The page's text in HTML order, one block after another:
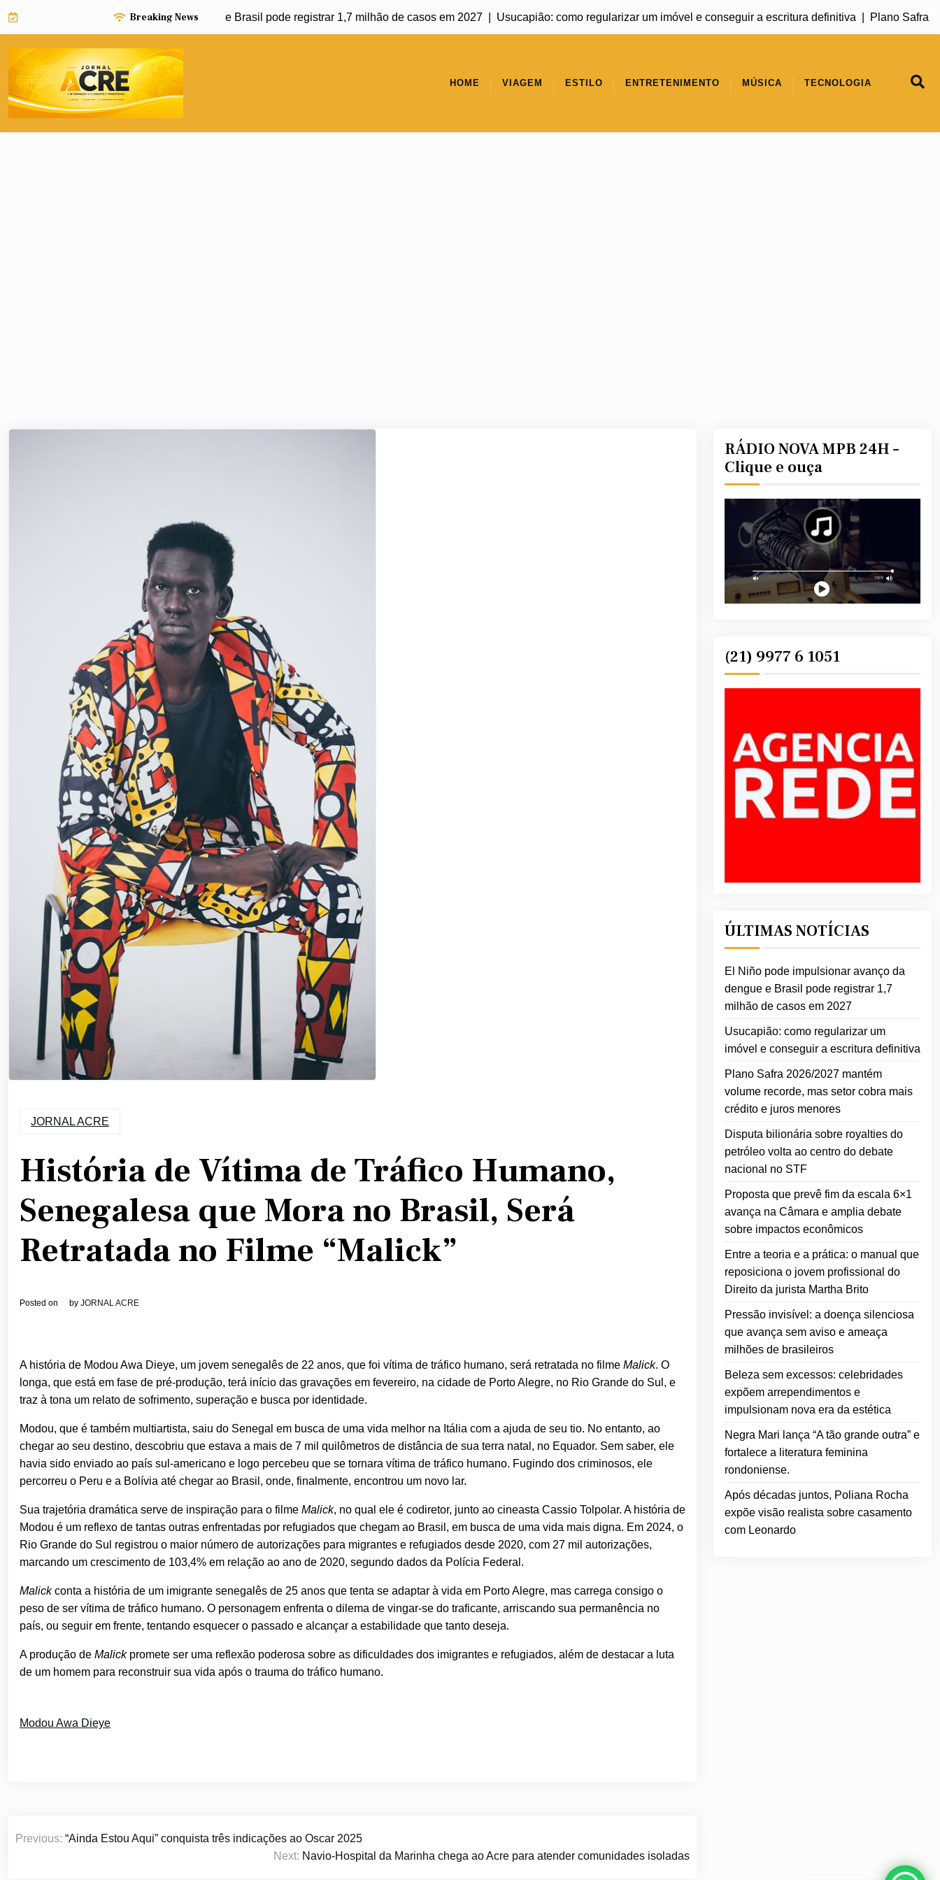
Breaking News
pode impulsionar avanço da dengue e Brasil pode registrar 1,7 milhão de casos em 2027 |Usucapião: como regularizar um imóvel e conseguir a escritura definitiva |Plano Safra 2026/
HOME VIAGEM ESTILO ENTRETENIMENTO MÚSICA TECNOLOGIA
JORNAL ACRE
História de Vítima de Tráfico Humano,
Senegalesa que Mora no Brasil, Será
Retratada no Filme “Malick”
Posted on by JORNAL ACRE
A história de Modou Awa Dieye, um jovem senegalês de 22 anos, que foi vítima de tráfico humano, será retratada no filme Malick. O
longa, que está em fase de pré-produção, terá início das gravações em fevereiro, na cidade de Porto Alegre, no Rio Grande do Sul, e
traz à tona um relato de sofrimento, superação e busca por identidade.
Modou, que é também multiartista, saiu do Senegal em busca de uma vida melhor na Itália com a ajuda de seu tio. No entanto, ao
chegar ao seu destino, descobriu que estava a mais de 7 mil quilômetros de distância de sua terra natal, no Equador. Sem saber, ele
havia sido enviado ao país sul-americano e logo percebeu que se tornara vítima de tráfico humano. Fugindo dos criminosos, ele
percorreu o Peru e a Bolívia até chegar ao Brasil, onde, finalmente, encontrou um novo lar.
Sua trajetória dramática serve de inspiração para o filme Malick, no qual ele é codiretor, junto ao cineasta Cassio Tolpolar. A história de
Modou é um reflexo de tantas outras enfrentadas por refugiados que chegam ao Brasil, em busca de uma vida mais digna. Em 2024, o
Rio Grande do Sul registrou o maior número de autorizações para migrantes e refugiados desde 2020, com 27 mil autorizações,
marcando um crescimento de 103,4% em relação ao ano de 2020, segundo dados da Polícia Federal.
Malickconta a história de um imigrante senegalês de 25 anos que tenta se adaptar à vida em Porto Alegre, mas carrega consigo o
peso de ser vítima de tráfico humano. O personagem enfrenta o dilema de vingar-se do traficante, arriscando sua permanência no
país, ou seguir em frente, tentando esquecer o passado e alcançar a estabilidade que tanto deseja.
A produção de Malickpromete ser uma reflexão poderosa sobre as dificuldades dos imigrantes e refugiados, além de destacar a luta
de um homem para reconstruir sua vida após o trauma do tráfico humano.
Modou Awa Dieye
de
Previous: “Ainda Estou Aqui” conquista três indicações ao Oscar 2025
Next: Navio-Hospital da Marinha chega ao Acre para atender comunidades isoladas
RÁDIO NOVA MPB 24H –
Clique e ouça
(21) 9977 6 1051
ÚLTIMAS NOTÍCIAS
El Niño pode impulsionar avanço da
dengue e Brasil pode registrar 1,7
milhão de casos em 2027
Usucapião: como regularizar um
imóvel e conseguir a escritura definitiva
Plano Safra 2026/2027 mantém
volume recorde, mas setor cobra mais
crédito e juros menores
Disputa bilionária sobre royalties do
petróleo volta ao centro do debate
nacional no STF
Proposta que prevê fim da escala 6×1
avança na Câmara e amplia debate
sobre impactos econômicos
Entre a teoria e a prática: o manual que
reposiciona o jovem profissional do
Direito da jurista Martha Brito
Pressão invisível: a doença silenciosa
que avança sem aviso e ameaça
milhões de brasileiros
Beleza sem excessos: celebridades
expõem arrependimentos e
impulsionam nova era da estética
Negra Mari lança “A tão grande outra” e
fortalece a literatura feminina
rondoniense.
Após décadas juntos, Poliana Rocha
expõe visão realista sobre casamento
com Leonardo